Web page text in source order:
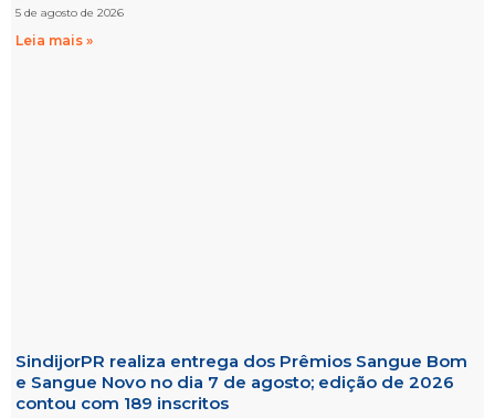
5 de agosto de 2026
Leia mais »
SindijorPR realiza entrega dos Prêmios Sangue Bom
e Sangue Novo no dia 7 de agosto; edição de 2026
contou com 189 inscritos